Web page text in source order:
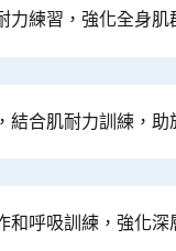
力練習，強化全身
結合肌耐力訓練，
和呼吸訓練，強化